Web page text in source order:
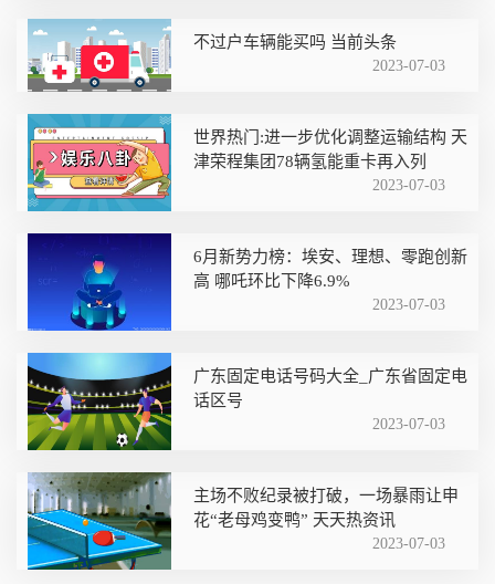
不过户车辆能买吗 当前头条
2023-07-03
世界热门:进一步优化调整运输结构 天
津荣程集团78辆氢能重卡再入列
2023-07-03
6月新势力榜：埃安、理想、零跑创新
高 哪吒环比下降6.9%
2023-07-03
广东固定电话号码大全_广东省固定电
话区号
2023-07-03
主场不败纪录被打破，一场暴雨让申
花“老母鸡变鸭” 天天热资讯
2023-07-03